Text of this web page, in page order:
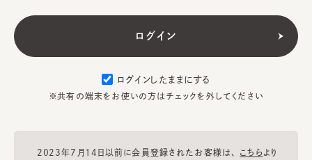
ログインしたままにする
※共有の端末をお使いの方はチェックを外してください
2023年7月14日以前に会員登録されたお客様は、 こちらより